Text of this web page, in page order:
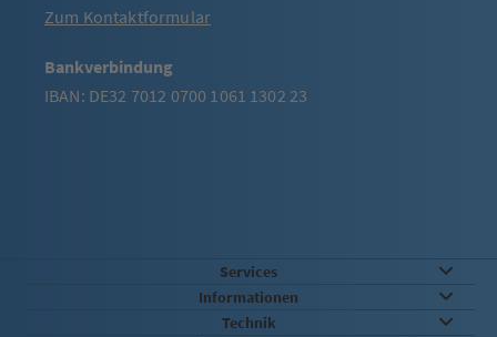
Zum Kontaktformular
Bankverbindung
IBAN: DE32 7012 0700 1061 1302 23
Services
Informationen
Technik